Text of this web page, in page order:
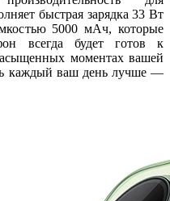
быстрая зарядка 33 Вт
5000 мАч, которые
всегда будет готов к
моментах вашей
каждый ваш день лучше —